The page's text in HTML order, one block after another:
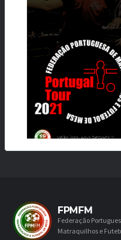
FPMFM
Federação
Matraquilhos e